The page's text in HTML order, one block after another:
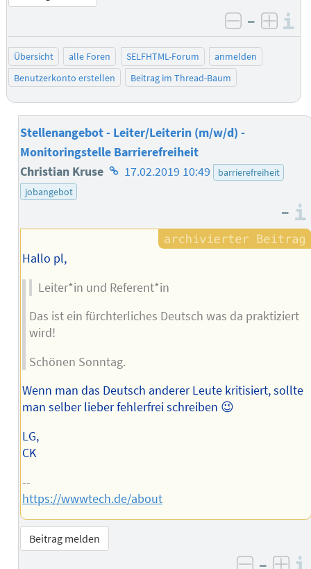
negativ
–
Übersicht alle Foren SELFHTML-Forum
anmelden
Benutzerkonto erstellen
Beitrag im Thread-Baum
Stellenangebot - Leiter/Leiterin (m/w/d) -
Monitoringstelle Barrierefreiheit
Christian Kruse Homepage
17.02.2019 10:49
barrierefreiheit
jobangebot
–
Hallo pl,
Leiter*in und Referent*in
Das ist ein fürchterliches Deutsch was da praktiziert
wird!
Schönen Sonntag.
Wenn man das Deutsch anderer Leute kritisiert, sollte
man selber lieber fehlerfrei schreiben 😉
LG,
CK
--
https://wwwtech.de/about
Beitrag melden
–